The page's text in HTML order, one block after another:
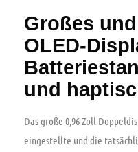
Großes
OLED-
und
Das große 0,96 Zoll
eingestellte und die